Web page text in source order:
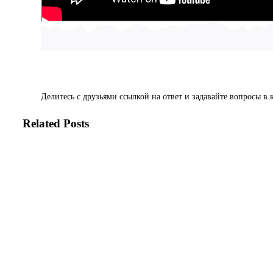
Делитесь с друзьями ссылкой на ответ и задавайте вопросы в
Related Posts